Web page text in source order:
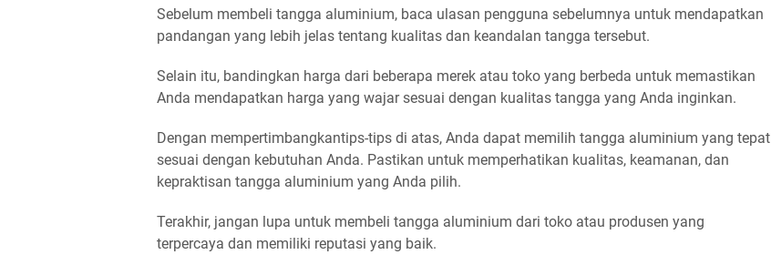
Sebelum membeli tangga aluminium, baca ulasan pengguna sebelumnya untuk mendapatkan
pandangan yang lebih jelas tentang kualitas dan keandalan tangga tersebut.
Selain itu, bandingkan harga dari beberapa merek atau toko yang berbeda untuk memastikan
Anda mendapatkan harga yang wajar sesuai dengan kualitas tangga yang Anda inginkan.
Dengan mempertimbangkantips-tips di atas, Anda dapat memilih tangga aluminium yang tepat
sesuai dengan kebutuhan Anda. Pastikan untuk memperhatikan kualitas, keamanan, dan
kepraktisan tangga aluminium yang Anda pilih.
Terakhir, jangan lupa untuk membeli tangga aluminium dari toko atau produsen yang
terpercaya dan memiliki reputasi yang baik.